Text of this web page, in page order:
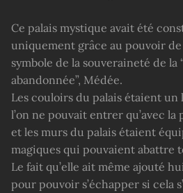
Ce palais mystique avait été
uniquement grâce au pouvoir
symbole de la souveraineté de la
abandonnée”, Médée.
Les couloirs du palais étaient un
l’on ne pouvait entrer qu’avec
et les murs du palais étaient
magiques qui pouvaient abattre
Le fait qu’elle ait même ajouté
pour pouvoir s’échapper si cela